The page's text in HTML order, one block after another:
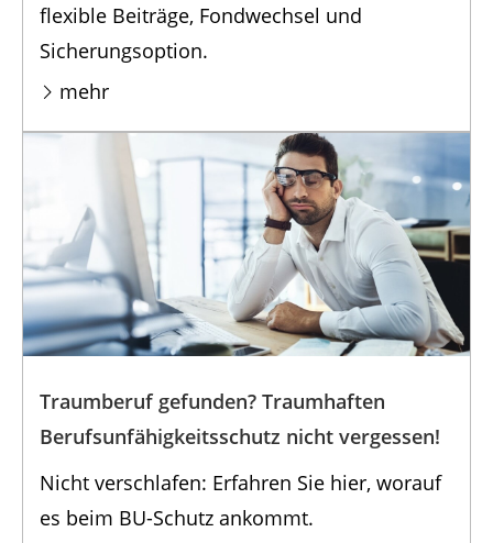
flexible Beiträge, Fondwechsel und
Sicherungsoption.
mehr
Traumberuf gefunden? Traumhaften
Berufsunfähigkeitsschutz nicht vergessen!
Nicht verschlafen: Erfahren Sie hier, worauf
es beim BU-Schutz ankommt.